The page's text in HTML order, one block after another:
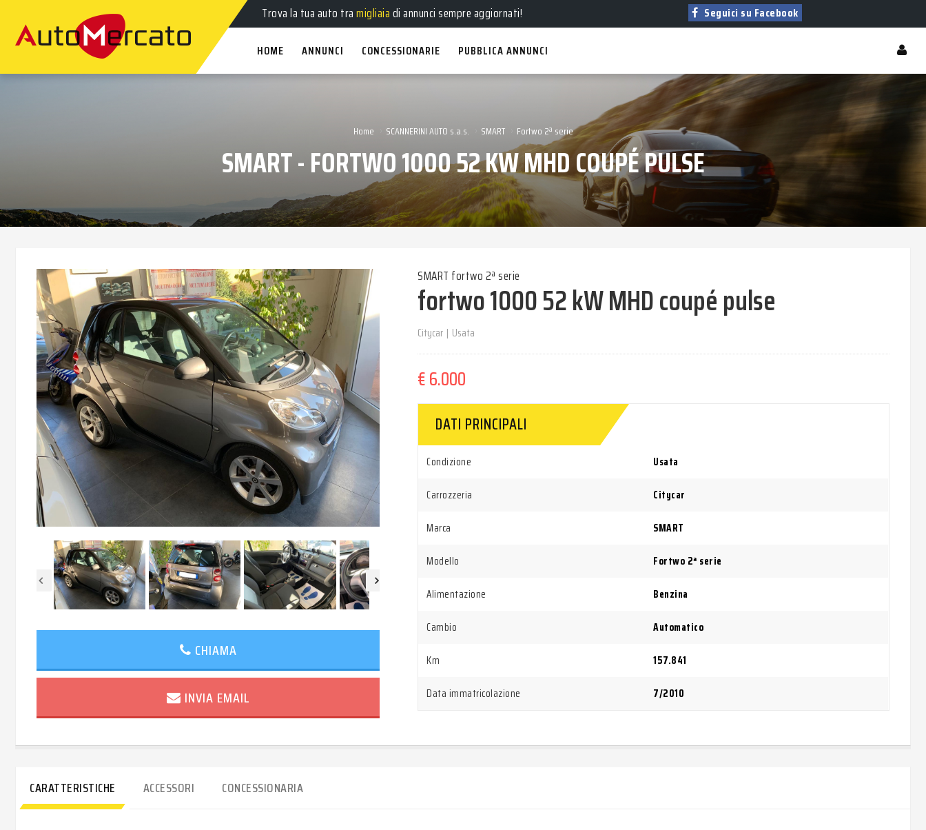
Trova la tua auto tramigliaiadi annunci sempre aggiornati! Seguici su Facebook
HOME ANNUNCI CONCESSIONARIE PUBBLICA ANNUNCI
Home SCANNERINI AUTO s.a.s. SMART Fortwo 2ª serie
SMART - FORTWO 1000 52 KW MHD COUPÉ PULSE
CHIAMA
INVIA EMAIL
SMART fortwo 2ª serie
fortwo 1000 52 kW MHD coupé pulse
Citycar | Usata
€ 6.000
DATI PRINCIPALI
Condizione
Usata
Carrozzeria
Citycar
Marca
SMART
Modello
Fortwo 2ª serie
Alimentazione
Benzina
Cambio
Automatico
Km
157.841
Data immatricolazione
7/2010
CARATTERISTICHE ACCESSORI CONCESSIONARIA